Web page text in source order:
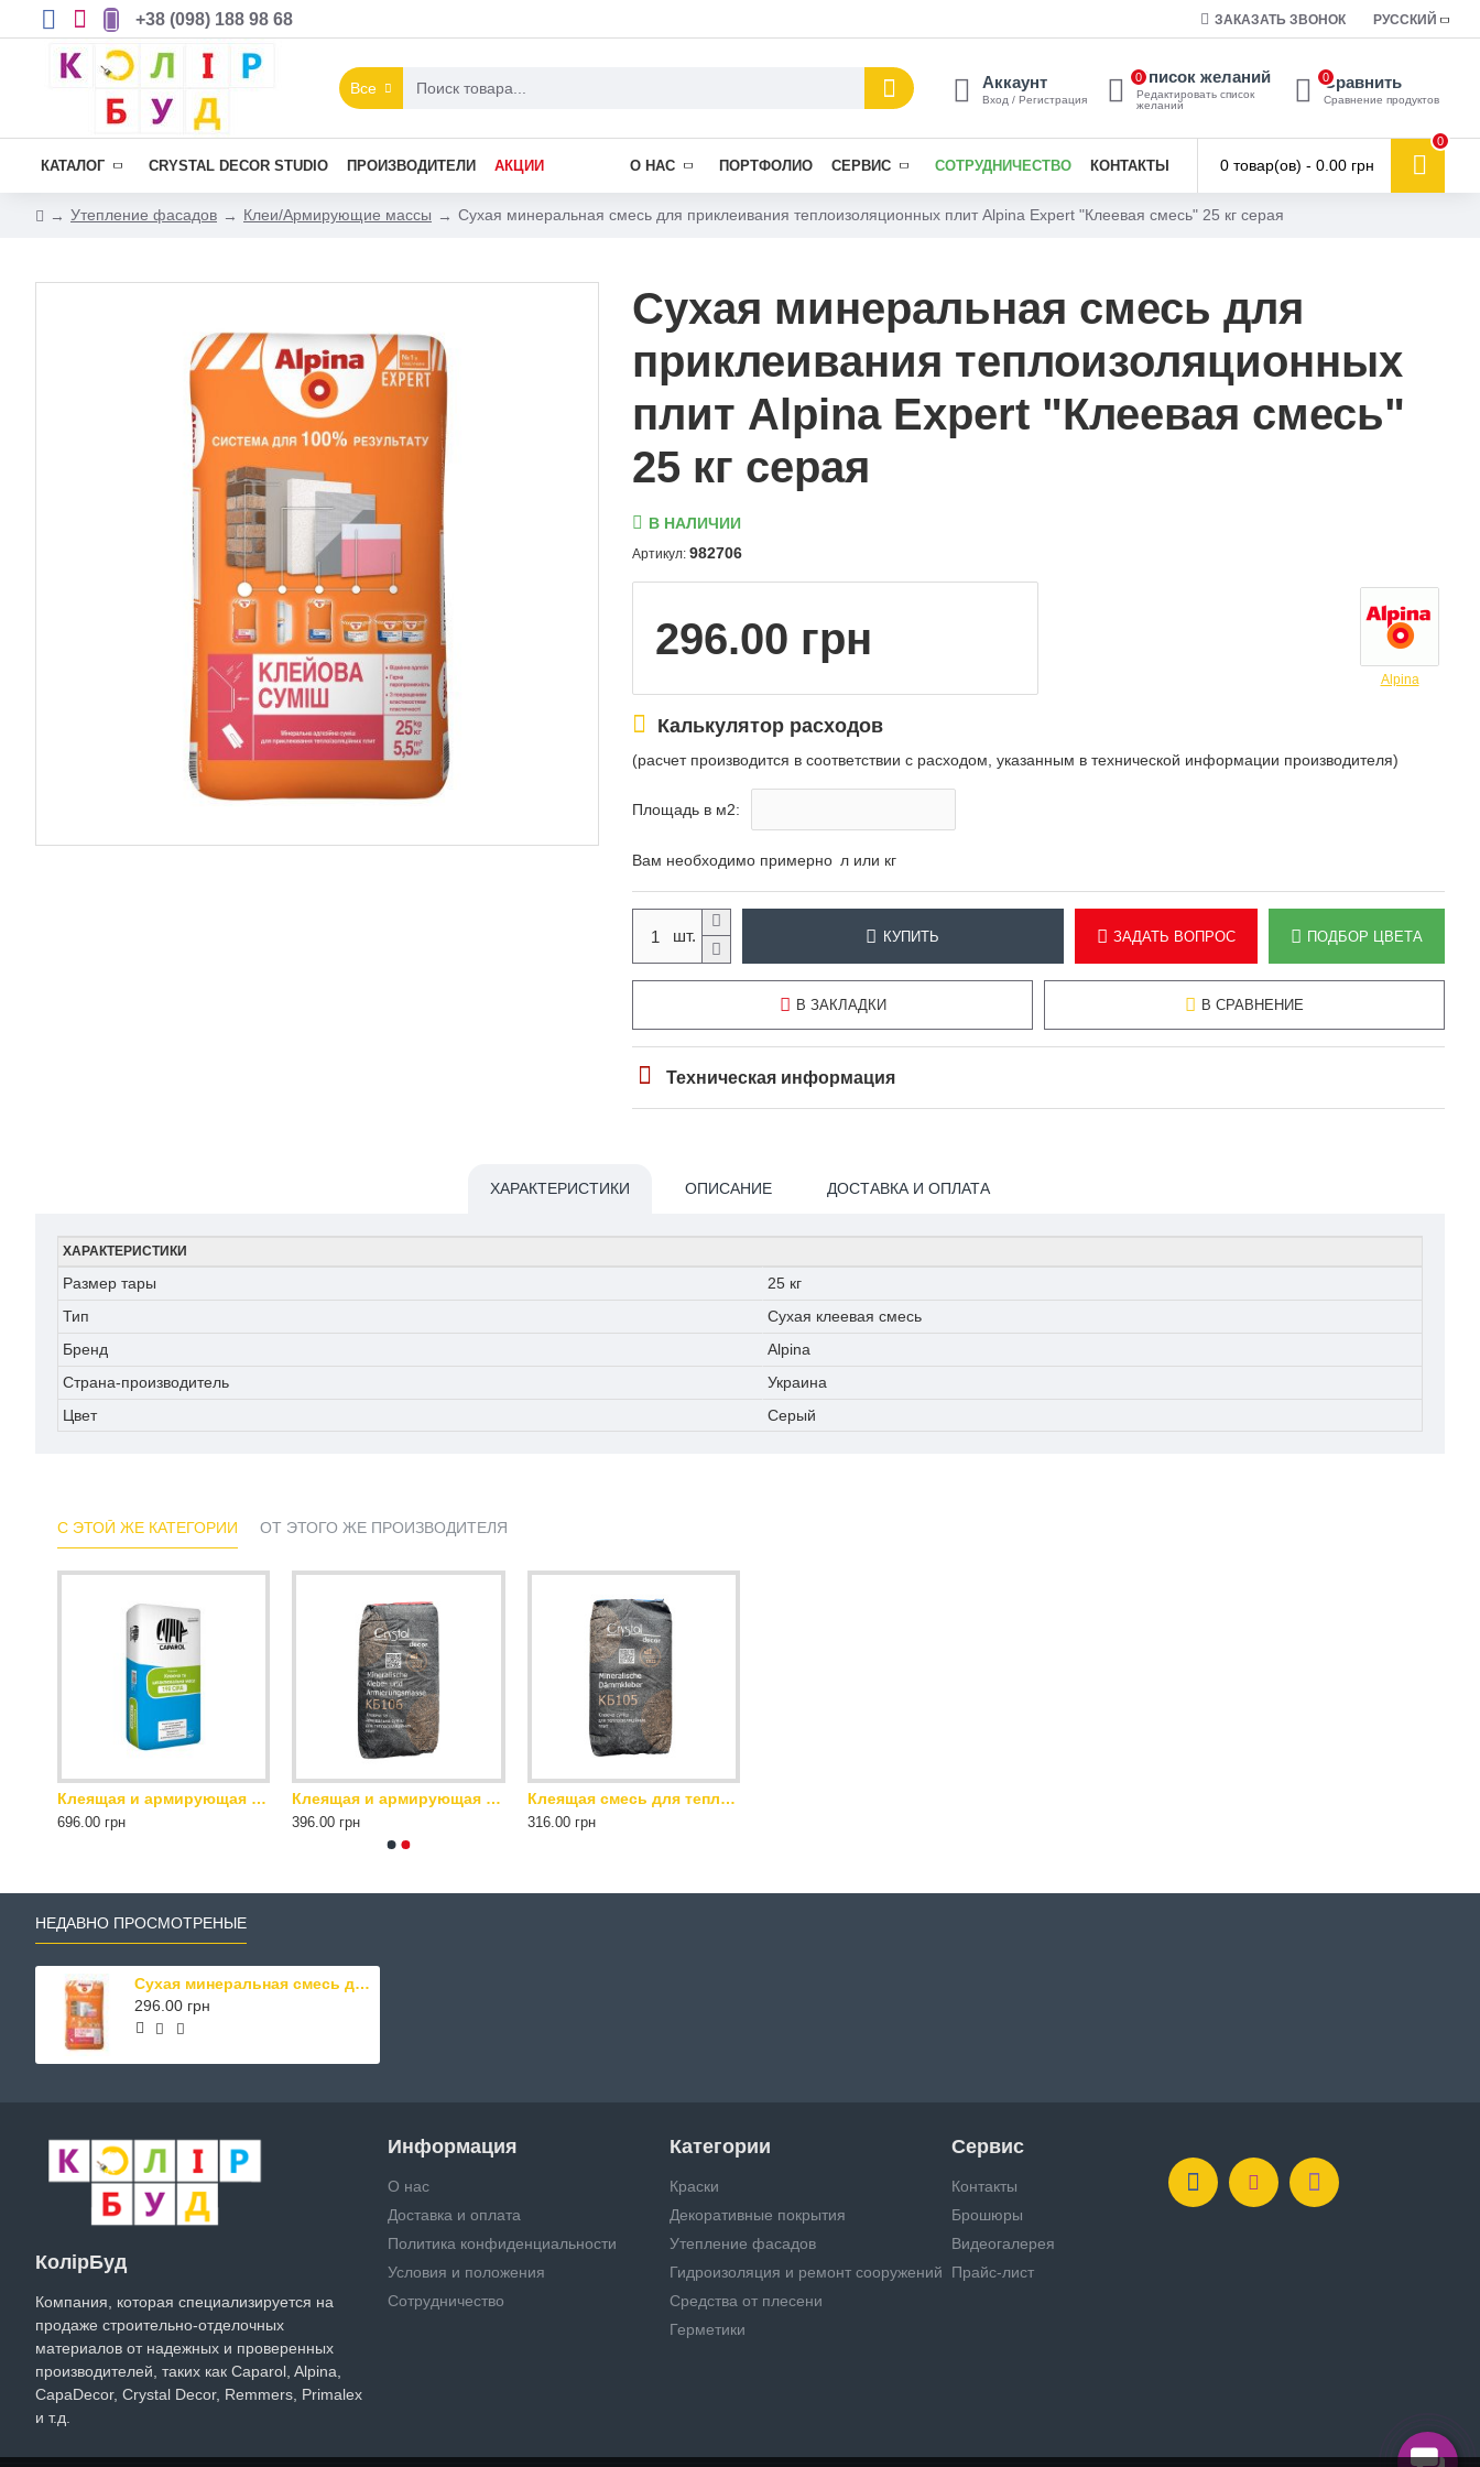
+38 (098) 188 98 68 ЗАКАЗАТЬ ЗВОНОК РУССКИЙ
Все Аккаунт
Вход / Регистрация
Список желаний
Редактировать список
желаний
0 Сравнить
Сравнение продуктов
0
КАТАЛОГ CRYSTAL DECOR STUDIO ПРОИЗВОДИТЕЛИ АКЦИИ О НАС ПОРТФОЛИО СЕРВИС СОТРУДНИЧЕСТВО КОНТАКТЫ 0 товар(ов) - 0.00 грн
0
Утепление фасадов Клеи/Армирующие массы Сухая минеральная смесь для приклеивания теплоизоляционных плит Alpina Expert "Клеевая смесь" 25 кг серая
Сухая минеральная смесь для
приклеивания теплоизоляционных
плит Alpina Expert "Клеевая смесь"
25 кг серая
296.00 грн
Alpina
В НАЛИЧИИ
Артикул: 982706
Калькулятор расходов
(расчет производится в соответствии с расходом, указанным в технической информации производителя)
Площадь в м2:
Вам необходимо примерно л или кг
КУПИТЬ ЗАДАТЬ ВОПРОС ПОДБОР ЦВЕТА
В ЗАКЛАДКИ В СРАВНЕНИЕ
Техническая информация
ХАРАКТЕРИСТИКИ ОПИСАНИЕ ДОСТАВКА И ОПЛАТА
ХАРАКТЕРИСТИКИ
Размер тары
25 кг
Тип
Сухая клеевая смесь
Бренд
Alpina
Страна-производитель
Украина
Цвет
Серый
С ЭТОЙ ЖЕ КАТЕГОРИИ ОТ ЭТОГО ЖЕ ПРОИЗВОДИТЕЛЯ
Клеящая и армирующая смесь для теплоизоляционных плит Capatect Klebe-und Spachtelmasse 190 Grau 25 кг серая
696.00 грн
Клеящая и армирующая смесь для теплоизоляционных плит Crystal decor Mineralische Klebe- und Armierungsmasse КБ106 25 кг серая
396.00 грн
Клеящая смесь для теплоизоляционных плит Crystal decor Mineralische Dämmkleber КБ105 25 кг серая
316.00 грн
НЕДАВНО ПРОСМОТРЕНЫЕ
Сухая минеральная смесь для приклеивания теплоизоляционных плит Alpina Expert "Клеевая смесь" 25 кг серая
296.00 грн
КолірБуд
Компания, которая специализируется на
продаже строительно-отделочных
материалов от надежных и проверенных
производителей, таких как Caparol, Alpina,
CapaDecor, Crystal Decor, Remmers, Primalex
и т.д.
Информация
О нас
Доставка и оплата
Политика конфиденциальности
Условия и положения
Сотрудничество
Категории
Краски
Декоративные покрытия
Утепление фасадов
Гидроизоляция и ремонт сооружений
Средства от плесени
Герметики
Сервис
Контакты
Брошюры
Видеогалерея
Прайс-лист